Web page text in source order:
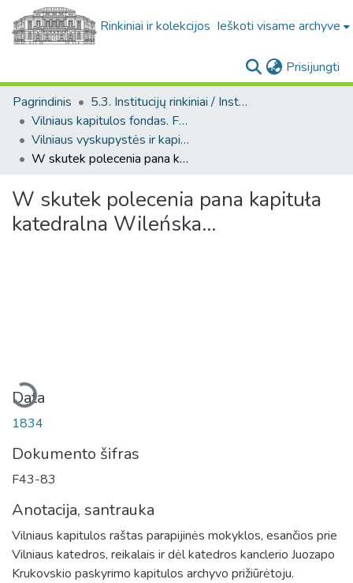
Rinkiniai ir kolekcijos Ieškoti visame archyve
Prisijungti
Pagrindinis
5.3. Institucijų rinkiniai / Institutional collections
Vilniaus kapitulos fondas. F43
Vilniaus vyskupystės ir kapitulos archyvų medžiaga (Vilniaus kapitulos fondas. F43)
W skutek polecenia pana kapituła katedralna Wileńska...
W skutek polecenia pana kapituła
katedralna Wileńska...
Data
1834
Dokumento šifras
F43-83
Anotacija, santrauka
Vilniaus kapitulos raštas parapijinės mokyklos, esančios prie
Vilniaus katedros, reikalais ir dėl katedros kanclerio Juozapo
Krukovskio paskyrimo kapitulos archyvo prižiūrėtoju.